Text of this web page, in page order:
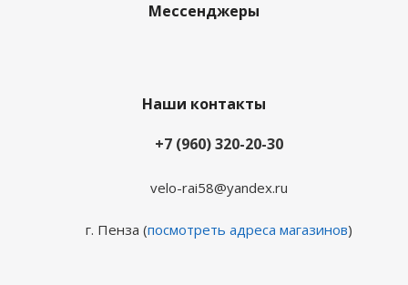
Мессенджеры
Наши контакты
+7 (960) 320-20-30
velo-rai58@yandex.ru
г. Пенза (посмотреть адреса магазинов)